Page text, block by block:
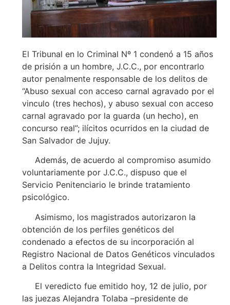
El Tribunal en lo Criminal Nº 1 condenó a 15 años
de prisión a un hombre, J.C.C., por encontrarlo
autor penalmente responsable de los delitos de
“Abuso sexual con acceso carnal agravado por el
vinculo (tres hechos), y abuso sexual con acceso
carnal agravado por la guarda (un hecho), en
concurso real”; ilícitos ocurridos en la ciudad de
San Salvador de Jujuy.
Además, de acuerdo al compromiso asumido
voluntariamente por J.C.C., dispuso que el
Servicio Penitenciario le brinde tratamiento
psicológico.
Asimismo, los magistrados autorizaron la
obtención de los perfiles genéticos del
condenado a efectos de su incorporación al
Registro Nacional de Datos Genéticos vinculados
a Delitos contra la Integridad Sexual.
El veredicto fue emitido hoy, 12 de julio, por
las juezas Alejandra Tolaba –presidente de